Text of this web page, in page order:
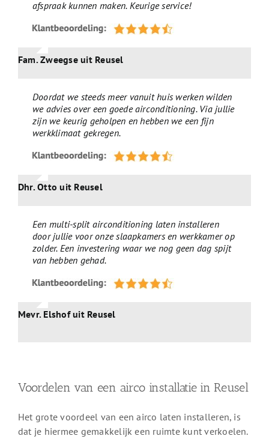
afspraak kunnen maken. Keurige service!
Fam. Zweegse uit Reusel
Doordat we steeds meer vanuit huis werken wilden
we advies over een goede airconditioning. Via jullie
zijn we keurig geholpen en hebben we een fijn
werkklimaat gekregen.
Dhr. Otto uit Reusel
Een multi-split airconditioning laten installeren
door jullie voor onze slaapkamers en werkkamer op
zolder. Een investering waar we nog geen dag spijt
van hebben gehad.
Mevr. Elshof uit Reusel
Voordelen van een airco installatie in Reusel
Het grote voordeel van een airco laten installeren, is
dat je hiermee gemakkelijk een ruimte kunt verkoelen.